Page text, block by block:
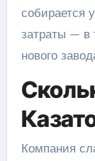
собирается
затраты — в
нового
Компания